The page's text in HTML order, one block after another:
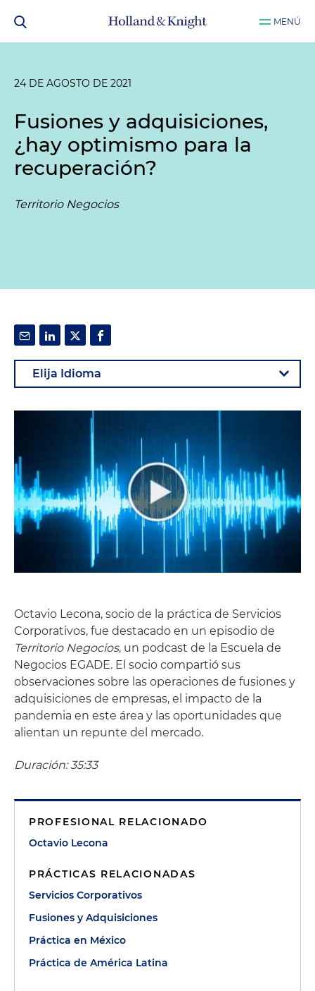
MENÚ
24 DE AGOSTO DE 2021
Fusiones y adquisiciones,
¿hay optimismo para la
recuperación?
Territorio Negocios
Octavio Lecona, socio de la práctica de Servicios
Corporativos, fue destacado en un episodio de
Territorio Negocios, un podcast de la Escuela de
Negocios EGADE. El socio compartió sus
observaciones sobre las operaciones de fusiones y
adquisiciones de empresas, el impacto de la
pandemia en este área y las oportunidades que
alientan un repunte del mercado.
Duración: 35:33
PROFESIONAL RELACIONADO
Octavio Lecona
PRÁCTICAS RELACIONADAS
Servicios Corporativos
Fusiones y Adquisiciones
Práctica en México
Práctica de América Latina